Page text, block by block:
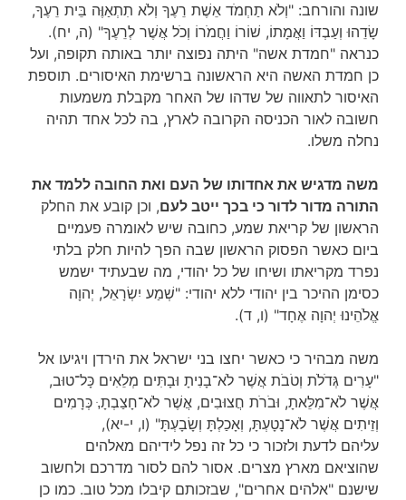
שונה והורחב: "וְלֹא תַחְמֹד אֵשֶׁת רֵעֶךָ וְלֹא תִתְאַוֶּה בֵּית רֵעֶךָ,
שָׂדֵהוּ וְעַבְדּוֹ וַאֲמָתוֹ, שׁוֹרוֹ וַחֲמֹרוֹ וְכֹל אֲשֶׁר לְרֵעֶךָ" (ה, יח).
כנראה "חמדת אשה" היתה נפוצה יותר באותה תקופה, ועל
כן חמדת האשה היא הראשונה ברשימת האיסורים. תוספת
האיסור לתאווה של שדהו של האחר מקבלת משמעות
חשובה לאור הכניסה הקרובה לארץ, בה לכל אחד תהיה
נחלה משלו.
משה מדגיש את אחדותו של העם ואת החובה ללמד את
התורה מדור לדור כי בכך ייטב לעם, וכן קובע את החלק
הראשון של קריאת שמע, כחובה שיש לאומרה פעמיים
ביום כאשר הפסוק הראשון שבה הפך להיות חלק בלתי
נפרד מקריאתו ושיחו של כל יהודי, מה שבעתיד ישמש
כסימן ההיכר בין יהודי ללא יהודי: "שְׁמַע יִשְׂרָאֵל, יְהוָה
אֱלֹהֵינוּ יְהוָה אֶחָד" (ו, ד).
משה מבהיר כי כאשר יחצו בני ישראל את הירדן ויגיעו אל
"עָרִים גְּדֹלֹת וְטֹבֹת אֲשֶׁר לֹא־בָנִיתָ וּבָתִּים מְלֵאִים כָּל־טוּב,
אֲשֶׁר לֹא־מִלֵּאתָ, וּבֹרֹת חֲצוּבִים, אֲשֶׁר לֹא־חָצַבְתָ,ּ כְּרָמִים
וְזֵיתִים אֲשֶׁר לֹא־נָטָעְתָּ, וְאָכַלְתָּ וְשָׂבָעְתָּ" (ו, י-יא),
עליהם לדעת ולזכור כי כל זה נפל לידיהם מאלהים
שהוציאם מארץ מצרים. אסור להם לסור מדרכם ולחשוב
שישנם "אלהים אחרים", שבזכותם קיבלו מכל טוב. כמו כן